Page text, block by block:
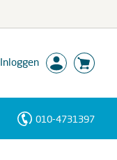
Inloggen
010-4731397